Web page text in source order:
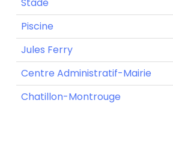
Piscine
Jules Ferry
Centre Administratif-Mairie
Chatillon-Montrouge